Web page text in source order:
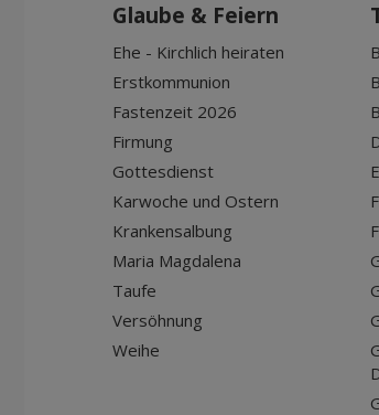
Glaube & Feiern
Ehe - Kirchlich heiraten
Erstkommunion
Fastenzeit 2026
Firmung
Gottesdienst
Karwoche und Ostern
Krankensalbung
Maria Magdalena
Taufe
Versöhnung
Weihe